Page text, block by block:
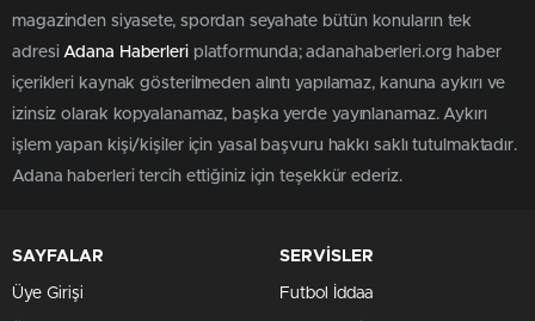
magazinden siyasete, spordan seyahate bütün konuların tek
adresiAdana Haberleriplatformunda; adanahaberleri.org haber
içerikleri kaynak gösterilmeden alıntı yapılamaz, kanuna aykırı ve
izinsiz olarak kopyalanamaz, başka yerde yayınlanamaz. Aykırı
işlem yapan kişi/kişiler için yasal başvuru hakkı saklı tutulmaktadır.
Adana haberleri tercih ettiğiniz için teşekkür ederiz.
SAYFALAR
Üye Girişi
SERVİSLER
Futbol İddaa